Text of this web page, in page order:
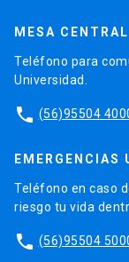
MESA CENTRAL
Teléfono para
Universidad.
phone (56)95504
EMERGENCIAS
Teléfono en caso
riesgo tu vida
phone (56)95504